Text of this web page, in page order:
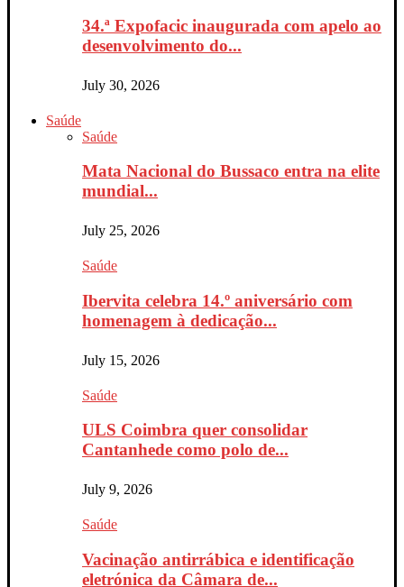
34.ª Expofacic inaugurada com apelo ao
desenvolvimento do...
July 30, 2026
Saúde
Saúde
Mata Nacional do Bussaco entra na elite
mundial...
July 25, 2026
Saúde
Ibervita celebra 14.º aniversário com
homenagem à dedicação...
July 15, 2026
Saúde
ULS Coimbra quer consolidar
Cantanhede como polo de...
July 9, 2026
Saúde
Vacinação antirrábica e identificação
eletrónica da Câmara de...